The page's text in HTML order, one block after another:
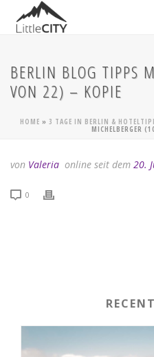
BERLIN BLOG TIPPS
VON 22) – KOPIE
HOME » 3 TAGE IN BERLIN &
MICHELBERGER
von Valeria online seit dem 20.
0